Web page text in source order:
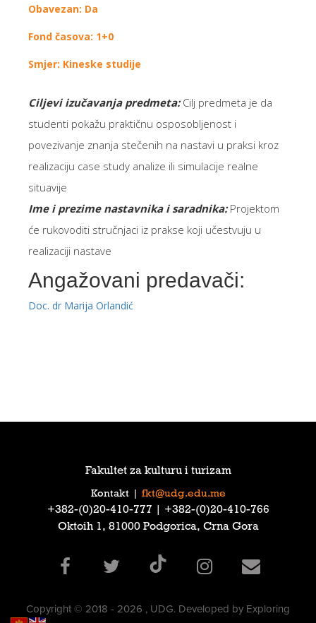
Obavezan: Da
Fond časova: 1+0
Smjer: Kineske studije
Ciljevi izučavanja predmeta:Cilj predmeta je da
studenti pokažu praktičnu osposobljenost i
povezivanje znanja stečenih na nastavi u praksi kroz
realizaciju case study analize ili simulacije realne
situavije
Ime i prezime nastavnika i saradnika:Projektom
će rukovoditi stručnjaci iz prakse koji učestvuju u
realizaciji nastave
Angažovani predavači:
Doc. dr Marija Orlandić
Fakultet za kulturu i turizam
Kontakt fkt@udg.edu.me
‎+382-(0)20-410-777‎ | ‎+382-(0)20-410-766‎
Oktoih 1, 81000 Podgorica, Crna Gora
Copyright © 2018 - 2026 , UDG. Developed by Exploring